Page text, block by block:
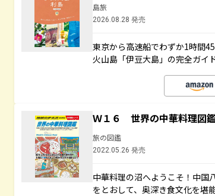
島旅
2026.08.28 発売
東京から高速船でわずか1時間
火山島「伊豆大島」の完全ガイ
Ｗ１６ 世界の中華料理図
旅の図鑑
2022.05.26 発売
中華料理の沼へようこそ！中国
をとおして、奥深き食文化を堪